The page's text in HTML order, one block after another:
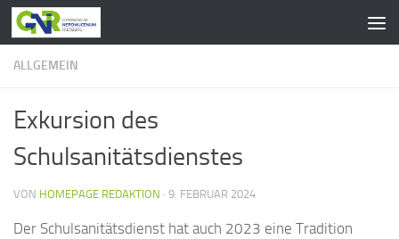
Zum Inhalt springen
ALLGEMEIN
Exkursion des
Schulsanitätsdienstes
VON HOMEPAGE REDAKTION · 9. FEBRUAR 2024
Der Schulsanitätsdienst hat auch 2023 eine Tradition